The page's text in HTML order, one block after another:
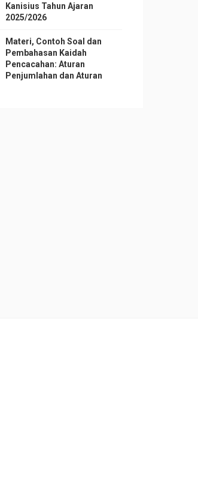
Kanisius Tahun Ajaran
2025/2026
Materi, Contoh Soal dan
Pembahasan Kaidah
Pencacahan: Aturan
Penjumlahan dan Aturan